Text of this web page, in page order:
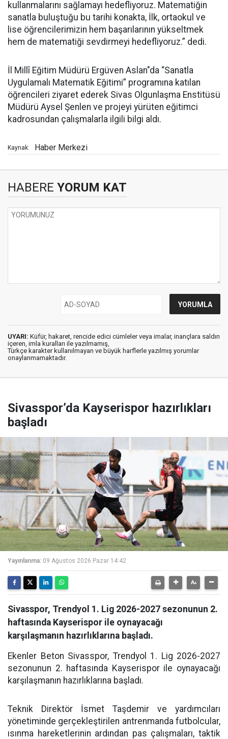
kullanmalarını sağlamayı hedefliyoruz. Matematiğin
sanatla buluştuğu bu tarihi konakta, İlk, ortaokul ve
lise öğrencilerimizin hem başarılarının yükseltmek
hem de matematiği sevdirmeyi hedefliyoruz.” dedi.
İl Millî Eğitim Müdürü Ergüven Aslan"da “Sanatla
Uygulamalı Matematik Eğitimi” programına katılan
öğrencileri ziyaret ederek Sivas Olgunlaşma Enstitüsü
Müdürü Aysel Şenlen ve projeyi yürüten eğitimci
kadrosundan çalışmalarla ilgili bilgi aldı.
Kaynak: Haber Merkezi
HABERE YORUM KAT
UYARI: Küfür, hakaret, rencide edici cümleler veya imalar, inançlara saldırı
içeren, imla kuralları ile yazılmamış,
Türkçe karakter kullanılmayan ve büyük harflerle yazılmış yorumlar
onaylanmamaktadır.
Sivasspor’da Kayserispor hazırlıkları
başladı
Yayınlanma: 09 Ağustos 2026 Pazar 14:42
Sivasspor, Trendyol 1. Lig 2026-2027 sezonunun 2.
haftasında Kayserispor ile oynayacağı
karşılaşmanın hazırlıklarına başladı.
Ekenler Beton Sivasspor, Trendyol 1. Lig 2026-2027
sezonunun 2. haftasında Kayserispor ile oynayacağı
karşılaşmanın hazırlıklarına başladı.
Teknik Direktör İsmet Taşdemir ve yardımcıları
yönetiminde gerçekleştirilen antrenmanda futbolcular,
ısınma hareketlerinin ardından pas çalışmaları, taktik